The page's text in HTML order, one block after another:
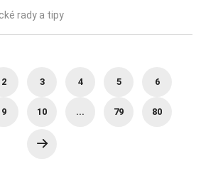
rozpočty sú témy, ktoré dokážu
Odborník na osobné
rady a tipy
2 3 4 5 6
9 10 ... 79 80